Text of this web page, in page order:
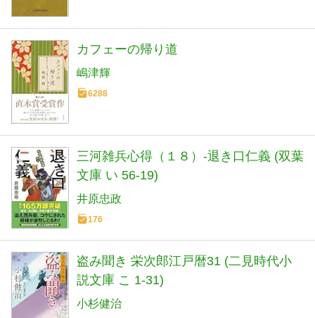
カフェーの帰り道
嶋津輝
6288
三河雑兵心得（１８）-退き口仁義 (双葉
文庫 い 56-19)
井原忠政
176
盗み聞き 栄次郎江戸暦31 (二見時代小
説文庫 こ 1-31)
小杉健治